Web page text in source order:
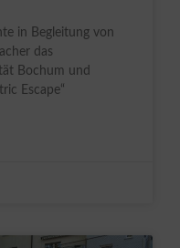
in Begleitung von
das
Bochum und
Escape“